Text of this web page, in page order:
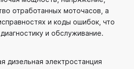
отработанных моточасов, а
и коды ошибок, что
и обслуживание.
дизельная электростанция